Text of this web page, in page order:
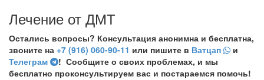
Лечение от ДМТ
Остались вопросы? Консультация анонимна и бесплатна,
звоните на +7 (916) 060-90-11 или пишите в Ватцап
и
Телеграм
! Сообщите о своих проблемах, и мы
бесплатно проконсультируем вас и постараемся помочь!